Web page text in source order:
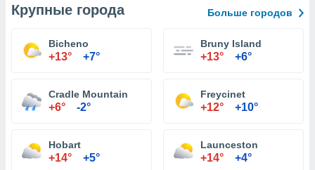
Крупные города Больше городов
Bicheno
+13° +7°
Bruny Island
+13° +6°
Cradle Mountain
+6° -2°
Freycinet
+12° +10°
Hobart
+14° +5°
Launceston
+14° +4°